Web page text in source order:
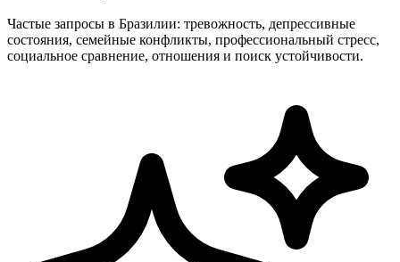
Частые запросы в Бразилии: тревожность, депрессивные
состояния, семейные конфликты, профессиональный стресс,
социальное сравнение, отношения и поиск устойчивости.